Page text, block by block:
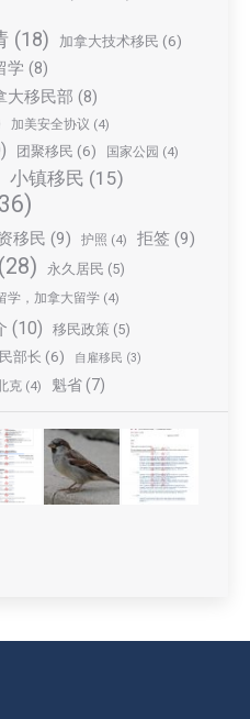
(18) 加拿大技术移民 (6)
学 (8)
大移民部 (8)
加美安全协议 (4)
团聚移民 (6) 国家公园 (4)
小镇移民 (15)
移民 (9) 护照 (4) 拒签 (9)
(28) 永久居民 (5)
学，加拿大留学 (4)
(10) 移民政策 (5)
部长 (6) 自雇移民 (3)
克 (4) 魁省(7)